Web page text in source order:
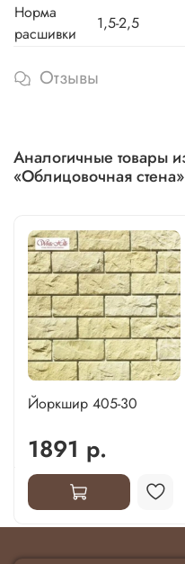
Норма
расшивки
1,5-2,5
Отзывы
Аналогичные товары
«Облицовочная стена»
Йоркшир 405-30
1891 р.